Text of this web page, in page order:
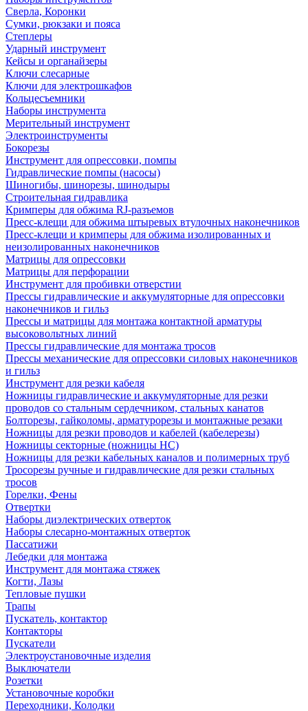
Сверла, Коронки
Сумки, рюкзаки и пояса
Степлеры
Ударный инструмент
Кейсы и органайзеры
Ключи слесарные
Ключи для электрошкафов
Кольцесъемники
Наборы инструмента
Мерительный инструмент
Электроинструменты
Бокорезы
Инструмент для опрессовки, помпы
Гидравлические помпы (насосы)
Шиногибы, шинорезы, шинодыры
Строительная гидравлика
Кримперы для обжима RJ-разъемов
Пресс-клещи для обжима штыревых втулочных наконечников
Пресс-клещи и кримперы для обжима изолированных и
неизолированных наконечников
Матрицы для опрессовки
Матрицы для перфорации
Инструмент для пробивки отверстии
Прессы гидравлические и аккумуляторные для опрессовки
наконечников и гильз
Прессы и матрицы для монтажа контактной арматуры
высоковольтных линий
Прессы гидравлические для монтажа тросов
Прессы механические для опрессовки силовых наконечников
и гильз
Инструмент для резки кабеля
Ножницы гидравлические и аккумуляторные для резки
проводов со стальным сердечником, стальных канатов
Болторезы, гайколомы, арматурорезы и монтажные резаки
Ножницы для резки проводов и кабелей (кабелерезы)
Ножницы секторные (ножницы НС)
Ножницы для резки кабельных каналов и полимерных труб
Тросорезы ручные и гидравлические для резки стальных
тросов
Горелки, Фены
Отвертки
Наборы диэлектрических отверток
Наборы слесарно-монтажных отверток
Пассатижи
Лебедки для монтажа
Инструмент для монтажа стяжек
Когти, Лазы
Тепловые пушки
Трапы
Пускатель, контактор
Контакторы
Пускатели
Электроустановочные изделия
Выключатели
Розетки
Установочные коробки
Переходники, Колодки